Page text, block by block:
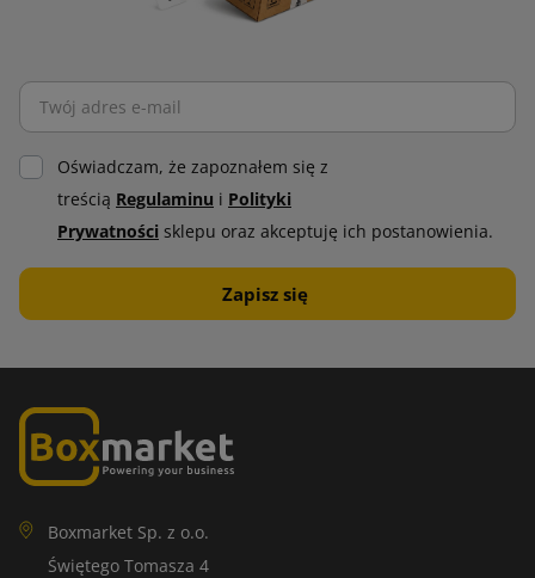
Oświadczam, że zapoznałem się z
treścią Regulaminu i Polityki
Prywatności sklepu oraz akceptuję ich postanowienia.
Boxmarket Sp. z o.o.
Świętego Tomasza 4